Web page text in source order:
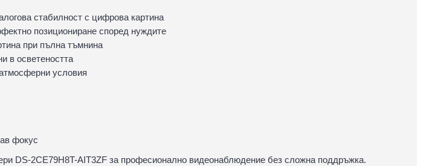
стабилност с цифрова картина
позициониране според нуждите
при пълна тъмнина
в осветеността
условия
фокус
DS-2CE79H8T-AIT3ZF за професионално видеонаблюдение без сложна поддръжка.